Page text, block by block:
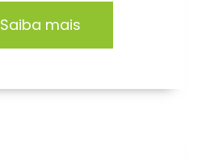
Saiba mais